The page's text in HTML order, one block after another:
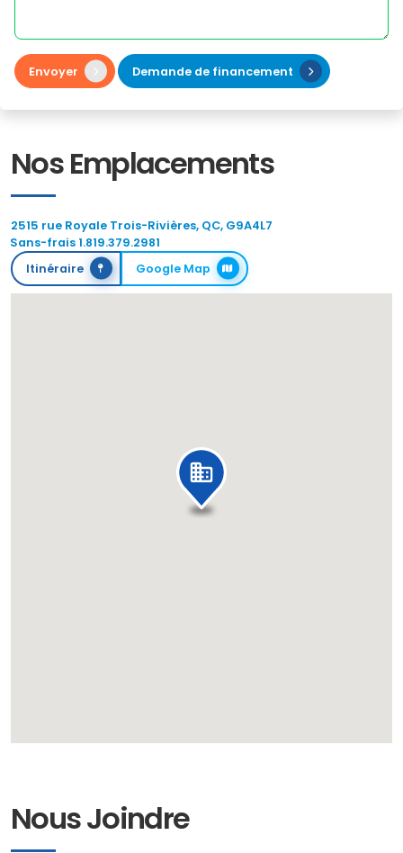
Envoyer Demande de financement
Nos Emplacements
2515 rue Royale Trois-Rivières, QC, G9A4L7
Sans-frais 1.819.379.2981
Itinéraire
Google Map
Nous Joindre